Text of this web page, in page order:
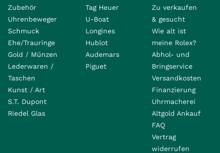
Zubehör
Uhrenbeweger
Schmuck
Ehe/Trauringe
Gold / Münzen
Lederwaren /
Taschen
Kunst / Art
S.T. Dupont
Riedel Glas
Tag Heuer
U-Boat
Longines
Hublot
Audemars
Piguet
Zu verkaufen
& gesucht
Wie alt ist
meine Rolex?
Abhol- und
Bringservice
Versandkosten
Finanzierung
Uhrmacherei
Altgold Ankauf
FAQ
Vertrag
widerrufen